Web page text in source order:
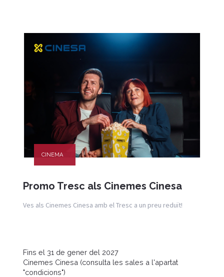
CINEMA
Promo Tresc als Cinemes Cinesa
Ves als Cinemes Cinesa amb el Tresc a un preu reduït!
Fins el 31 de gener del 2027
Cinemes Cinesa (consulta les sales a l'apartat
"condicions")